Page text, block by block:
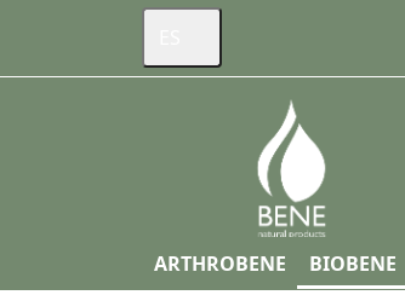
ARTHROBENE BIOBENE